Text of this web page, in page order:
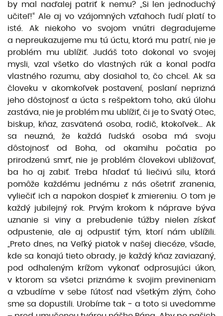
by mal naďalej patriť k nemu? „Si len jednoduchý
učiteľ!“ Ale aj vo vzájomných vzťahoch ľudí platí to
isté. Ak niekoho vo svojom vnútri degradujeme
a nepreukazujeme mu tú úctu, ktorá mu patrí, nie je
problém mu ublížiť. Judáš toto dokonal vo svojej
mysli, vzal všetko do vlastných rúk a konal podľa
vlastného rozumu, aby dosiahol to, čo chcel. Ak sa
človeku v akomkoľvek postavení, poslaní neprizná
jeho dôstojnosť a úcta s rešpektom toho, akú úlohu
zastáva, nie je problém mu ublížiť, či je to Svätý Otec,
biskup, kňaz, zasvätená osoba, rodič, ktokoľvek... Ak
sa neuzná, že každá ľudská osoba má svoju
dôstojnosť od Boha, od okamihu počatia po
prirodzenú smrť, nie je problém človekovi ubližovať,
ba ho aj zabiť. Treba hľadať tú liečivú silu, ktorá
pomôže každému jednému z nás ošetriť zranenia,
vyliečiť ich a napokon dospieť k zmiereniu. O tom je
každý jubilejný rok. Prvým krokom k náprave býva
uznanie si viny a prebudenie túžby nielen získať
odpustenie, ale aj odpustiť tým, ktorí nám ublížili.
„Preto dnes, na Veľký piatok v našej diecéze, všade,
kde sa konajú tieto obrady, je každý kňaz zaviazaný,
pod odhaleným krížom vykonať odprosujúci úkon,
v ktorom sa všetci priznáme k svojim previneniam
a vzbudíme v sebe ľútosť nad všetkým zlým, čoho
sme sa dopustili. Urobíme tak ‒ a toto si uvedomme